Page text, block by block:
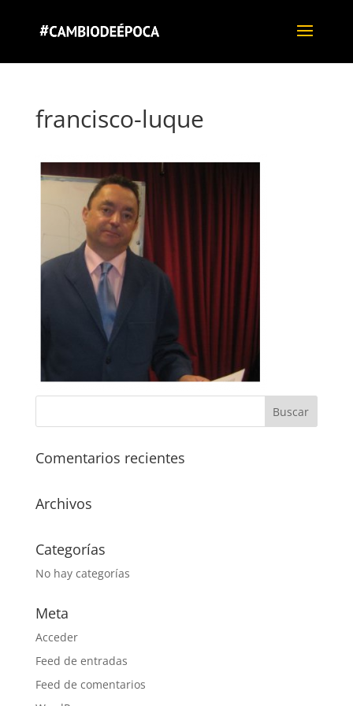
francisco-luque
Comentarios recientes
Archivos
Categorías
No hay categorías
Meta
Acceder
Feed de entradas
Feed de comentarios